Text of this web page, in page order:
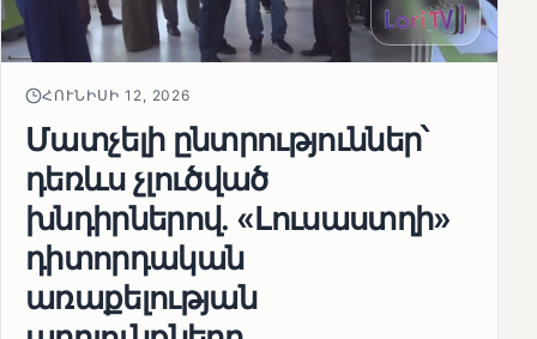
ՀՈՒՆԻՍԻ 12, 2026
Մատչելի ընտրություններ՝
դեռևս չլուծված
խնդիրներով. «Լուսաստղի»
դիտորդական
առաքելության